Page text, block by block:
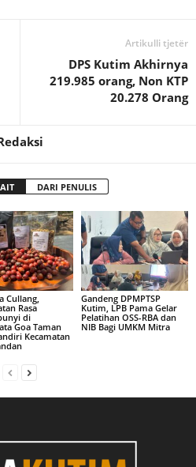
Artikulli tjetër
DPS Kutim Akhirnya
219.985 orang, Non KTP
20.278 Orang
DARI PENULIS
Cullang,
Rasa
di
Goa Taman
Kecamatan
Gandeng DPMPTSP
Kutim, LPB Pama Gelar
Pelatihan OSS-RBA dan
NIB Bagi UMKM Mitra